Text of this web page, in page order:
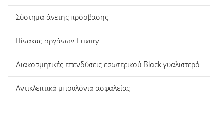
Σύστημα άνετης πρόσβασης
Πίνακας οργάνων Luxury
Διακοσμητικές επενδύσεις εσωτερικού Black γυαλιστερό
Αντικλεπτικά μπουλόνια ασφαλείας